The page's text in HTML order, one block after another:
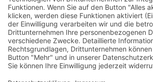
Top 100
Hot 50
Top Neueinsteiger
Highscores